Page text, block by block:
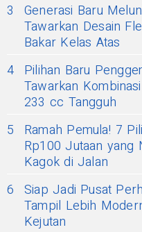
3
Generasi Baru
Tawarkan Desain
Bakar Kelas Atas
4 Pilihan Baru
Tawarkan
233 cc Tangguh
5
Ramah Pemula! 7
Rp100 Jutaan yang
Kagok di Jalan
6 Siap Jadi Pusat
Tampil Lebih
Kejutan